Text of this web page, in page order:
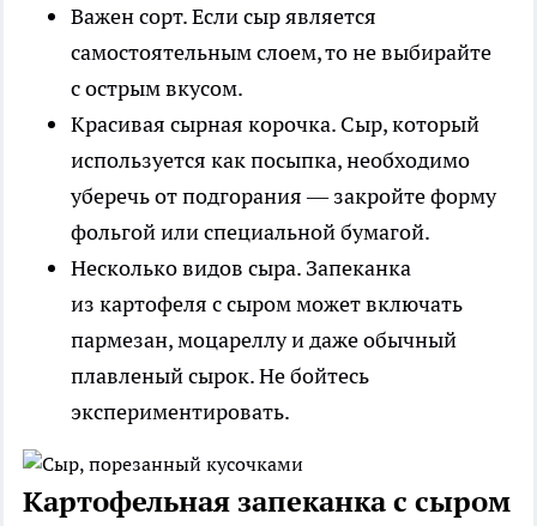
Важен сорт.Если сыр является
самостоятельным слоем, то не выбирайте
с острым вкусом.
Красивая сырная корочка. Сыр, который
используется как посыпка, необходимо
уберечь от подгорания — закройте форму
фольгой или специальной бумагой.
Несколько видов сыра. Запеканка
из картофеля с сыром может включать
пармезан, моцареллу и даже обычный
плавленый сырок. Не бойтесь
экспериментировать.
Картофельная запеканка с сыром